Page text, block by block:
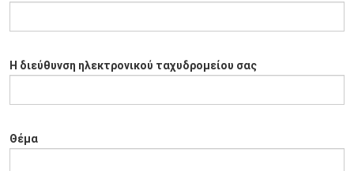
Η διεύθυνση ηλεκτρονικού ταχυδρομείου σας
Θέμα